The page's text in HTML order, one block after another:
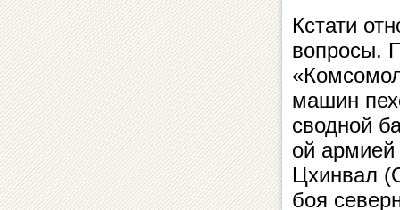
Кстати
вопросы.
машин
сводной
ой
Цхинвал
боя